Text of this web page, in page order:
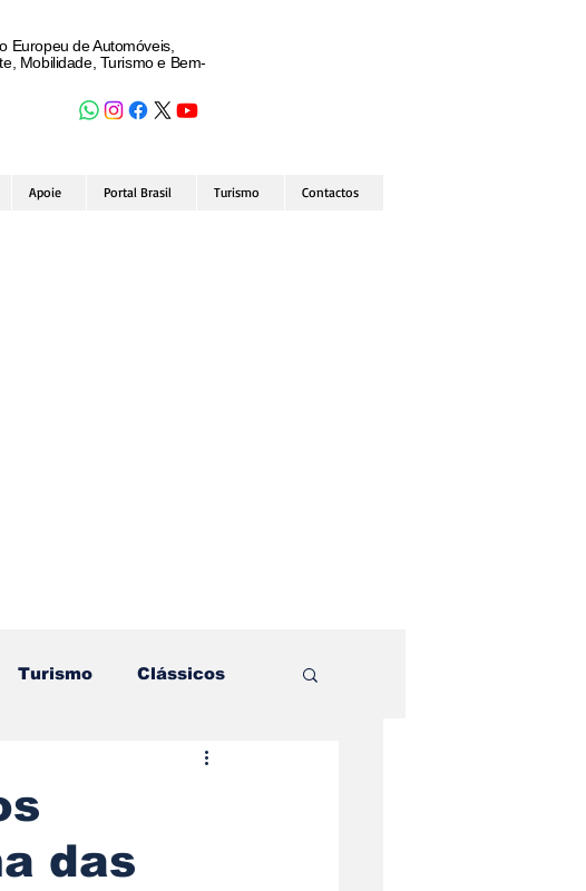
Europeu de Automóveis,
Mobilidade, Turismo e Bem-
Apoie Portal Brasil Turismo Contactos
Turismo Clássicos
Testes e Comparativos
Tecnologia
das